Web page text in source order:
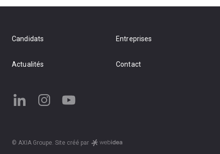
Candidats Entreprises
Actualités Contact
© AXIA Groupe. Site créé par